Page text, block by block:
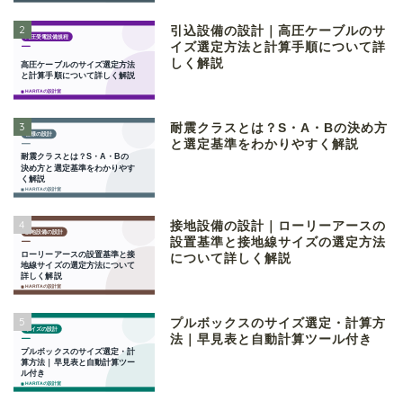
2
引込設備の設計｜高圧ケーブルのサ
イズ選定方法と計算手順について詳
しく解説
3
耐震クラスとは？S・A・Bの決め方
と選定基準をわかりやすく解説
4
接地設備の設計｜ローリーアースの
設置基準と接地線サイズの選定方法
について詳しく解説
5
プルボックスのサイズ選定・計算方
法｜早見表と自動計算ツール付き